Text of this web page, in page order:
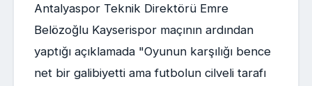
Antalyaspor Teknik Direktörü Emre
Belözoğlu Kayserispor maçının ardından
yaptığı açıklamada "Oyunun karşılığı bence
net bir galibiyetti ama futbolun cilveli tarafı